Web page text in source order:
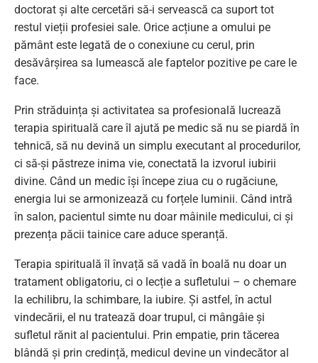
doctorat și alte cercetări să-i servească ca suport tot
restul vieții profesiei sale. Orice acțiune a omului pe
pământ este legată de o conexiune cu cerul, prin
desăvârșirea sa lumească ale faptelor pozitive pe care le
face.
Prin străduința și activitatea sa profesională lucrează
terapia spirituală care îl ajută pe medic să nu se piardă în
tehnică, să nu devină un simplu executant al procedurilor,
ci să-și păstreze inima vie, conectată la izvorul iubirii
divine. Când un medic își începe ziua cu o rugăciune,
energia lui se armonizează cu forțele luminii. Când intră
în salon, pacientul simte nu doar mâinile medicului, ci și
prezența păcii tainice care aduce speranță.
Terapia spirituală îl învață să vadă în boală nu doar un
tratament obligatoriu, ci o lecție a sufletului – o chemare
la echilibru, la schimbare, la iubire. Și astfel, în actul
vindecării, el nu tratează doar trupul, ci mângâie și
sufletul rănit al pacientului. Prin empatie, prin tăcerea
blândă și prin credință, medicul devine un vindecător al